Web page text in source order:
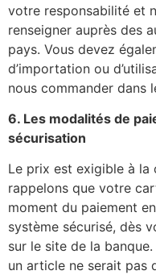
votre responsabilité et
renseigner auprès des
pays. Vous devez
d’importation ou
nous commander dans
6. Les modalités de
sécurisation
Le prix est exigible à la
rappelons que votre
moment du paiement
système sécurisé, dès
sur le site de la
un article ne serait pas